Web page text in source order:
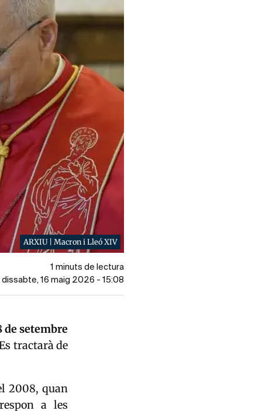
ARXIU | Macron i Lleó XIV
1 minuts de lectura
dissabte, 16 maig 2026 - 15:08
de setembre
tractarà de
2008, quan
a les